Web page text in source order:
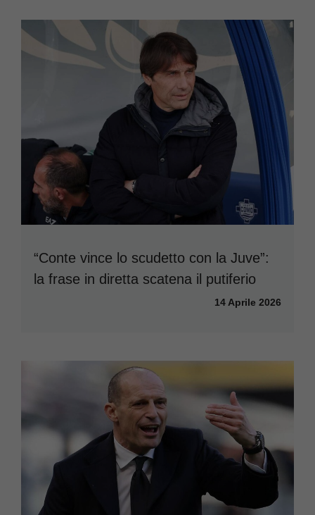
“Conte vince lo scudetto con la Juve”:
la frase in diretta scatena il putiferio
14 Aprile 2026